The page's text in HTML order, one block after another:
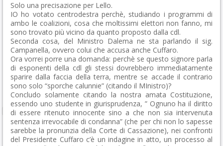
Solo una precisazione per Lello.
IO ho votato centrodestra perchè, studiando i programmi di
ambo le coalizioni, cosa che moltissimi elettori non fanno, mi
sono trovato più vicino da quanto proposto dalla cdl.
Seconda cosa, del Ministro Dalema ne sta parlando il sig.
Campanella, ovvero colui che accusa anche Cuffaro.
Ora vorrei porre una domanda: perchè se questo signore parla
di esponenti della cdl gli stessi dovrebbero immediatamente
sparire dalla faccia della terra, mentre se accade il contrario
sono solo “sporche calunnie” (citando il MInistro)?
Concludo solamente citando la nostra amata Costituzione,
essendo uno studente in giurisprudenza, ” Ognuno ha il diritto
di essere ritenuto innocente sino a che non sia intervenuta
sentenza irrevocabile di condanna” (che per chi non lo sapesse
sarebbe la pronunzia della Corte di Cassazione), nei confronti
del Presidente Cuffaro c’è un indagine in atto, un processo al